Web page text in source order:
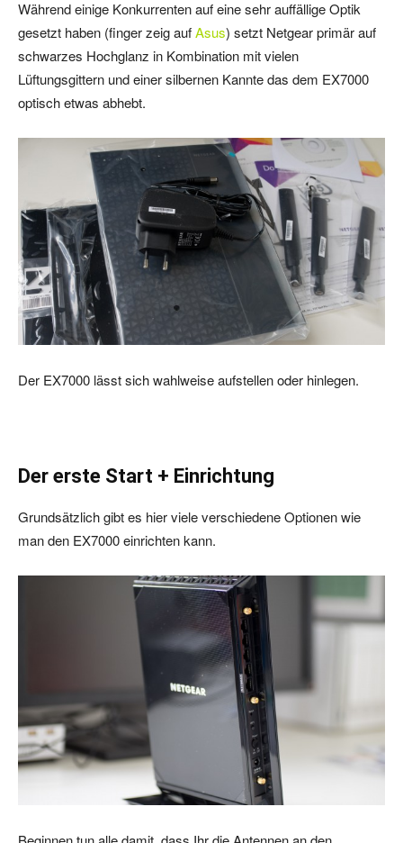
Während einige Konkurrenten auf eine sehr auffällige Optik
gesetzt haben (finger zeig aufAsus) setzt Netgear primär auf
schwarzes Hochglanz in Kombination mit vielen
Lüftungsgittern und einer silbernen Kannte das dem EX7000
optisch etwas abhebt.
Der EX7000 lässt sich wahlweise aufstellen oder hinlegen.
Der erste Start + Einrichtung
Grundsätzlich gibt es hier viele verschiedene Optionen wie
man den EX7000 einrichten kann.